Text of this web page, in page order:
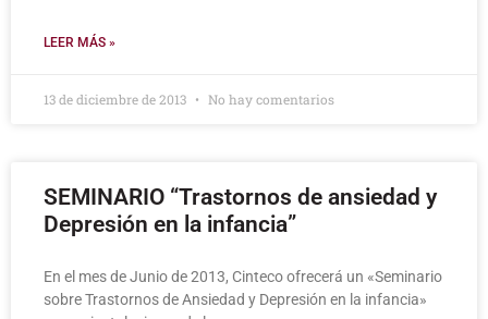
LEER MÁS »
13 de diciembre de 2013 No hay comentarios
SEMINARIO “Trastornos de ansiedad y
Depresión en la infancia”
En el mes de Junio de 2013, Cinteco ofrecerá un «Seminario
sobre Trastornos de Ansiedad y Depresión en la infancia»